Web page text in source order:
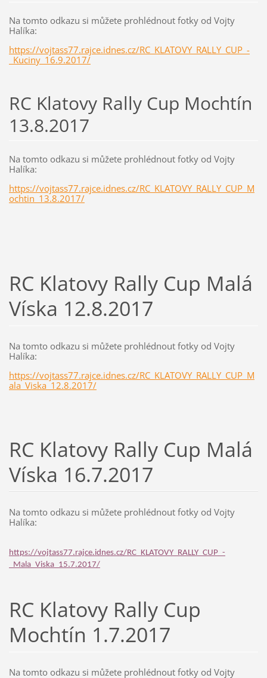
Na tomto odkazu si můžete prohlédnout fotky od Vojty
Halíka:
https://vojtass77.rajce.idnes.cz/RC_KLATOVY_RALLY_CUP_-
_Kuciny_16.9.2017/
RC Klatovy Rally Cup Mochtín
13.8.2017
Na tomto odkazu si můžete prohlédnout fotky od Vojty
Halíka:
https://vojtass77.rajce.idnes.cz/RC_KLATOVY_RALLY_CUP_M
ochtin_13.8.2017/
RC Klatovy Rally Cup Malá
Víska 12.8.2017
Na tomto odkazu si můžete prohlédnout fotky od Vojty
Halíka:
https://vojtass77.rajce.idnes.cz/RC_KLATOVY_RALLY_CUP_M
ala_Viska_12.8.2017/
RC Klatovy Rally Cup Malá
Víska 16.7.2017
Na tomto odkazu si můžete prohlédnout fotky od Vojty
Halíka:
https://vojtass77.rajce.idnes.cz/RC_KLATOVY_RALLY_CUP_-
_Mala_Viska_15.7.2017/
RC Klatovy Rally Cup
Mochtín 1.7.2017
Na tomto odkazu si můžete prohlédnout fotky od Vojty